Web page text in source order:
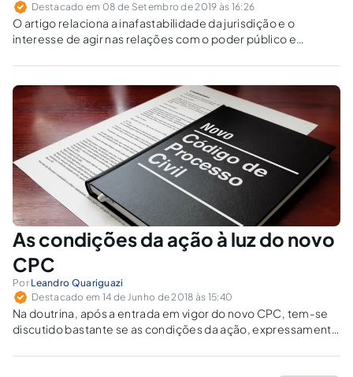
Destacado em 08 de Setembro de 2019 às 16:26
O artigo relaciona a inafastabilidade da jurisdição e o
interesse de agir nas relações com o poder público e
requerimento administrativo para que surja a possibilidade
de provocação do Judiciário.
As condições da ação à luz do novo
CPC
Por Leandro Quariguazi
Destacado em 14 de Junho de 2018 às 15:40
Na doutrina, após a entrada em vigor do novo CPC, tem-se
discutido bastante se as condições da ação, expressamente
extirpadas do cenário jurídico-processual brasileiro.